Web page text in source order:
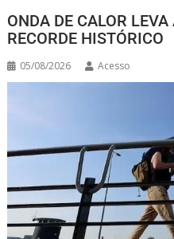
ONDA DE CALOR
RECORDE HISTÓRICO
05/08/2026 Acesso